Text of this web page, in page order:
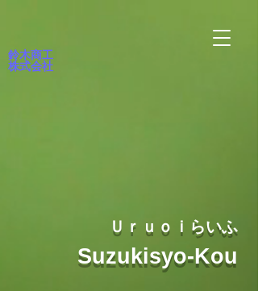
鈴木商工
株式会社
Ｕｒｕｏｉらいふ
Suzukisyo-Kou